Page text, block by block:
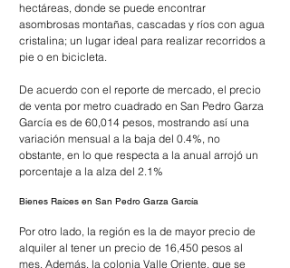
hectáreas, donde se puede encontrar
asombrosas montañas, cascadas y ríos con agua
cristalina; un lugar ideal para realizar recorridos a
pie o en bicicleta.
De acuerdo con el reporte de mercado, el precio
de venta por metro cuadrado en San Pedro Garza
García es de 60,014 pesos, mostrando así una
variación mensual a la baja del 0.4%, no
obstante, en lo que respecta a la anual arrojó un
porcentaje a la alza del 2.1%
Bienes Raíces en San Pedro Garza García
Por otro lado, la región es la de mayor precio de
alquiler al tener un precio de 16,450 pesos al
mes. Además, la colonia Valle Oriente, que se